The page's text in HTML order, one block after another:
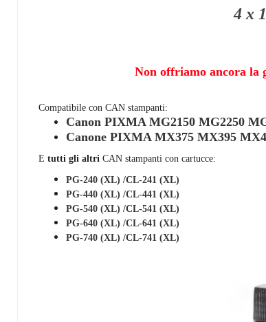
4 x
Non offriamo ancora la
Compatibile con CAN stampanti:
Canon PIXMA MG2150 MG2250
Canone PIXMA MX375 MX395
E tutti gli altri CAN stampanti con cartucce:
PG-240 (XL) /CL-241 (XL)
PG-440 (XL) /CL-441 (XL)
PG-540 (XL) /CL-541 (XL)
PG-640 (XL) /CL-641 (XL)
PG-740 (XL) /CL-741 (XL)